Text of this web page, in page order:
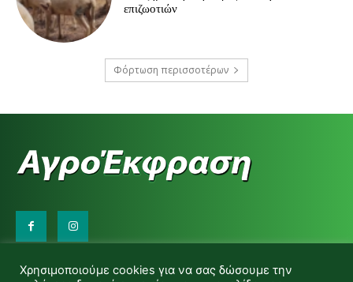
επιζωοτιών
Φόρτωση περισσοτέρων
d.makas@yahoo.gr
Χρησιμοποιούμε cookies για να σας δώσουμε την